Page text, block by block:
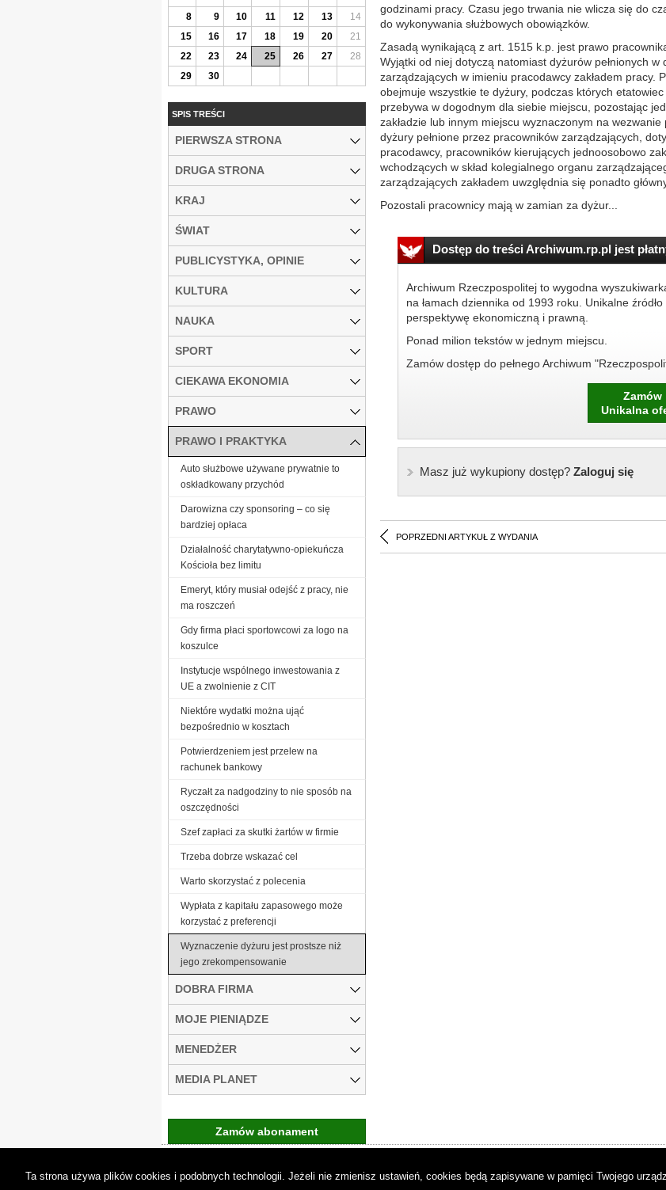
godzinami pracy. Czasu jego trwania nie wlicza się do
do wykonywania służbowych obowiązków.
Zasadą wynikającą z art. 1515 k.p. jest prawo
Wyjątki od niej dotyczą natomiast dyżurów pełnionych
zarządzających w imieniu pracodawcy zakładem pracy.
obejmuje wszystkie te dyżury, podczas których
przebywa w dogodnym dla siebie miejscu, pozostając
zakładzie lub innym miejscu wyznaczonym na
dyżury pełnione przez pracowników zarządzających,
pracodawcy, pracowników kierujących jednoosobowo
wchodzących w skład kolegialnego organu
zarządzających zakładem uwzględnia się ponadto
Pozostali pracownicy mają w zamian za dyżur...
Dostęp do treści Archiwum.rp.pl jest
Archiwum Rzeczpospolitej to wygodna
na łamach dziennika od 1993 roku. Unikalne
perspektywę ekonomiczną i prawną.
Ponad milion tekstów w jednym miejscu.
Zamów dostęp do pełnego Archiwum
Zamów
Unikalna
Masz już wykupiony dostęp?Zaloguj się
POPRZEDNI ARTYKUŁ Z WYDANIA
8
9 10 11 12 13
14
15
16 17 18 19 20
21
22
23 24 25 26 27
28
29
30
SPIS TREŚCI
PIERWSZA STRONA
DRUGA STRONA
KRAJ
ŚWIAT
PUBLICYSTYKA, OPINIE
KULTURA
NAUKA
SPORT
CIEKAWA EKONOMIA
PRAWO
PRAWO I PRAKTYKA
Auto służbowe używane prywatnie to
oskładkowany przychód
Darowizna czy sponsoring – co się
bardziej opłaca
Działalność charytatywno-opiekuńcza
Kościoła bez limitu
Emeryt, który musiał odejść z pracy, nie
ma roszczeń
Gdy firma płaci sportowcowi za logo na
koszulce
Instytucje wspólnego inwestowania z
UE a zwolnienie z CIT
Niektóre wydatki można ująć
bezpośrednio w kosztach
Potwierdzeniem jest przelew na
rachunek bankowy
Ryczałt za nadgodziny to nie sposób na
oszczędności
Szef zapłaci za skutki żartów w firmie
Trzeba dobrze wskazać cel
Warto skorzystać z polecenia
Wypłata z kapitału zapasowego może
korzystać z preferencji
Wyznaczenie dyżuru jest prostsze niż
jego zrekompensowanie
DOBRA FIRMA
MOJE PIENIĄDZE
MENEDŻER
MEDIA PLANET
Zamów abonament
Ta strona używa plików cookies i podobnych technologii. Jeżeli nie zmienisz ustawień, cookies będą zapisywane w pamięci Twojego